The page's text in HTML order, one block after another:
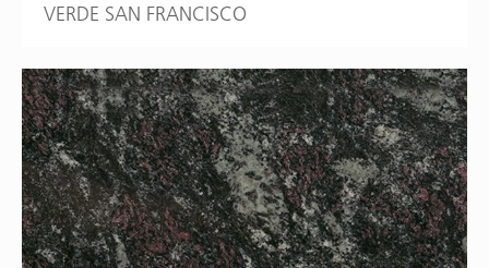
VERDE SAN FRANCISCO